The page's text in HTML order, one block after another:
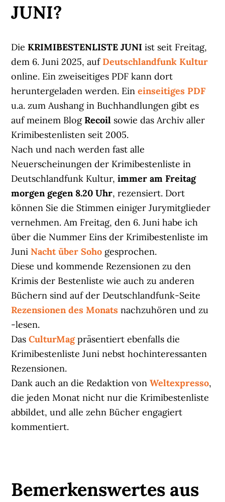
JUNI?
DieKRIMIBESTENLISTE JUNI ist seit Freitag,
dem 6. Juni 2025, auf Deutschlandfunk Kultur
online. Ein zweiseitiges PDF kann dort
heruntergeladen werden. Eineinseitiges PDF
u.a. zum Aushang in Buchhandlungen gibt es
auf meinem BlogRecoil sowie das Archiv aller
Krimibestenlisten seit 2005.
Nach und nach werden fast alle
Neuerscheinungen der Krimibestenliste in
Deutschlandfunk Kultur,immer am Freitag
morgen gegen 8.20 Uhr, rezensiert. Dort
können Sie die Stimmen einiger Jurymitglieder
vernehmen. Am Freitag, den 6. Juni habe ich
über die Nummer Eins der Krimibestenliste im
JuniNacht über Soho gesprochen.
Diese und kommende Rezensionen zu den
Krimis der Bestenliste wie auch zu anderen
Büchern sind auf der Deutschlandfunk-Seite
Rezensionen des Monatsnachzuhören und zu
-lesen.
DasCulturMagpräsentiert ebenfalls die
Krimibestenliste Juni nebst hochinteressanten
Rezensionen.
Dank auch an die Redaktion vonWeltexpresso,
die jeden Monat nicht nur die Krimibestenliste
abbildet, und alle zehn Bücher engagiert
kommentiert.
Bemerkenswertes aus